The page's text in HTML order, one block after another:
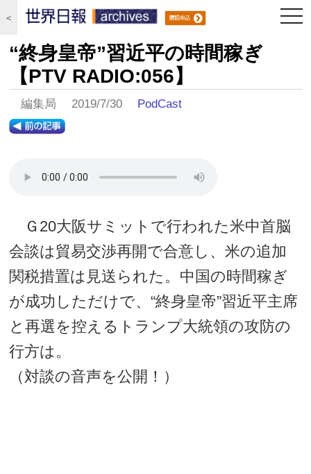
＜
“終身皇帝”習近平の時間稼ぎ
【PTV RADIO:056】
編集局 2019/7/30 PodCast
Ｇ20大阪サミットで行われた米中首脳
会談は貿易交渉再開で合意し、米の追加
関税措置は見送られた。中国の時間稼ぎ
が成功しただけで、“終身皇帝”習近平主席
と再選を控えるトランプ大統領の攻防の
行方は。
（対談の音声を公開！）